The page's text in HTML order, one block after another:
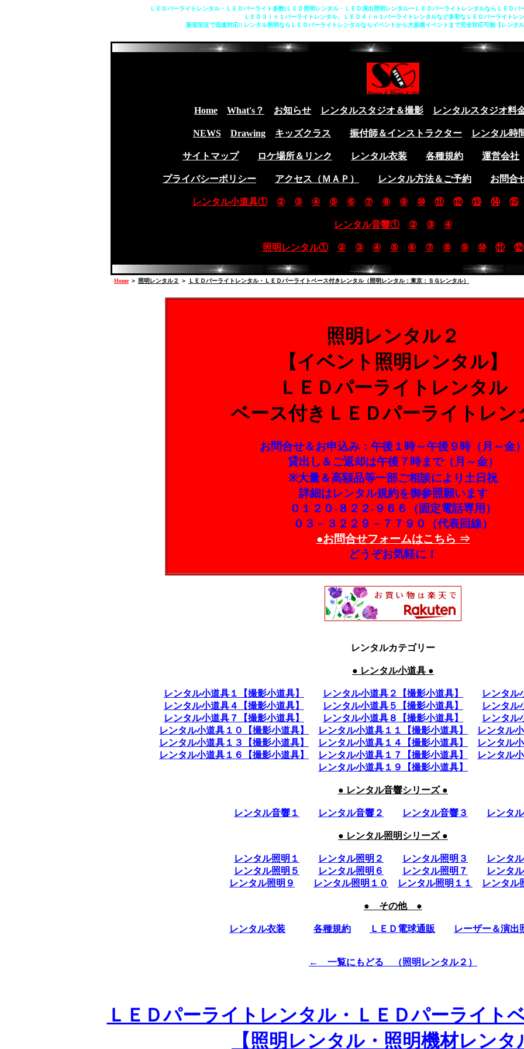
ＬＥＤパーライトレンタル・ＬＥＤパーライト多数[ＬＥＤ照明レンタル・ＬＥＤ演出照明レンタルーＬＥＤパーライトレンタルならＬＥＤパ
ＬＥＤ３ｉｎ１パーライトレンタル、ＬＥＤ４ｉｎ１パーライトレンタルなど多彩なＬＥＤパーライトレ
新宿至近で迅速対応!! レンタル照明ならＬＥＤパーライトレンタルならイベントから大規模イベントまで完全対応可能【レンタ
Home What's？ お知らせ レンタルスタジオ＆撮影 レンタルスタジオ料
NEWS Drawing キッズクラス 振付師＆インストラクター レンタル時
サイトマップ ロケ場所＆リンク レンタル衣装 各種規約 運営会社
プライバシーポリシー アクセス（ＭＡＰ） レンタル方法＆ご予約 お問合
レンタル小道具① ② ③ ④ ⑤ ⑥ ⑦ ⑧ ⑨ ⑩ ⑪ ⑫ ⑬ ⑭ ⑮
レンタル音響① ② ③ ④
照明レンタル① ② ③ ④ ⑤ ⑥ ⑦ ⑧ ⑨ ⑩ ⑪ ⑫
Home＞ 照明レンタル２ ＞ ＬＥＤパーライトレンタル・ＬＥＤパーライトベース付きレンタル（照明レンタル：東京：ＳＧレンタル）
照明レンタル２
【イベント照明レンタル】
ＬＥＤパーライトレンタル
ベース付きＬＥＤパーライトレン
お問合せ＆お申込み：午後１時～午後９時（月～金
貸出し＆ご返却は午後７時まで（月～金）
※大量＆高額品等一部ご相談により土日祝
詳細はレンタル規約を御参照願います
０１２０-８２２-９６６（固定電話専用）
０３－３２２９－７７９０（代表回線）
●お問合せフォームはこちら ⇒
どうぞお気軽に！
レンタルカテゴリー
● レンタル小道具 ●
レンタル小道具１【撮影小道具】 レンタル小道具２【撮影小道具】
レンタル
レンタル小道具４【撮影小道具】
レンタル小道具５【撮影小道具】
レンタル
レンタル小道具７【撮影小道具】
レンタル小道具８【撮影小道具】
レンタル
レンタル小道具１０【撮影小道具】
レンタル小道具１１【撮影小道具】
レンタル
レンタル小道具１３【撮影小道具】
レンタル小道具１４【撮影小道具】
レンタル
レンタル小道具１６【撮影小道具】
レンタル小道具１７【撮影小道具】
レンタル
レンタル小道具１９【撮影小道具】
● レンタル音響シリーズ ●
レンタル音響１ レンタル音響２ レンタル音響３ レンタ
● レンタル照明シリーズ ●
レンタル照明１ レンタル照明２ レンタル照明３
レンタ
レンタル照明５
レンタル照明６ レンタル照明７
レンタ
レンタル照明９
レンタル照明１０ レンタル照明１１ レンタル
● その他 ●
レンタル衣装 各種規約 ＬＥＤ電球通販 レーザー＆演出
← 一覧にもどる （照明レンタル２）
ＬＥＤパーライトレンタル・ＬＥＤパーライト
【照明レンタル・照明機材レンタ